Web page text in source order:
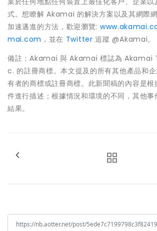
式。想瞭解 Akamai 的解決方案以及其網際
加速邁進的方法，歡迎瀏覽:
mai.com ，並在 Twitter追蹤 @Akamai。
備註：Akamai 與 Akamai 標誌為
c. 的註冊商標。本文提及的所有其他產品和
有者的商標或註冊商標。此新聞稿的內容是
件進行描述；根據情況和環境的不同，其他事
結果。